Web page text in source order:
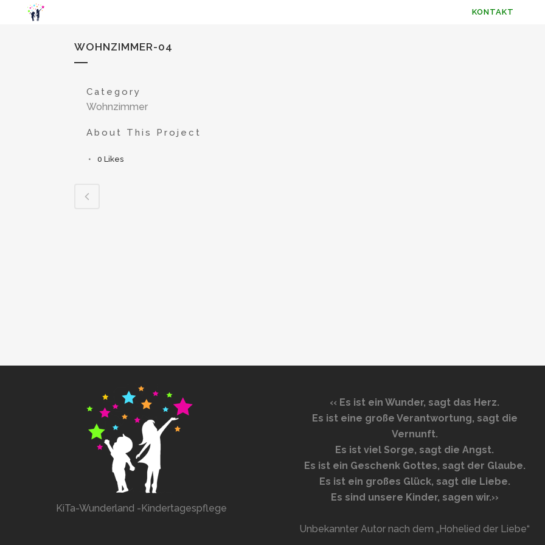
KONTAKT
WOHNZIMMER-04
Category
Wohnzimmer
About This Project
0 Likes
KiTa-Wunderland -Kindertagespflege
‹‹ Es ist ein Wunder, sagt das Herz.
Es ist eine große Verantwortung, sagt die
Vernunft.
Es ist viel Sorge, sagt die Angst.
Es ist ein Geschenk Gottes, sagt der Glaube.
Es ist ein großes Glück, sagt die Liebe.
Es sind unsere Kinder, sagen wir.››
Unbekannter Autor nach dem „Hohelied der Liebe“